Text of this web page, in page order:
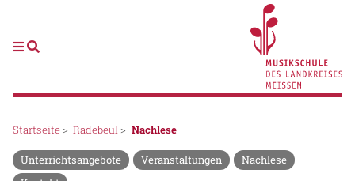
Startseite> Radebeul > Nachlese
Unterrichtsangebote Veranstaltungen
Nachlese